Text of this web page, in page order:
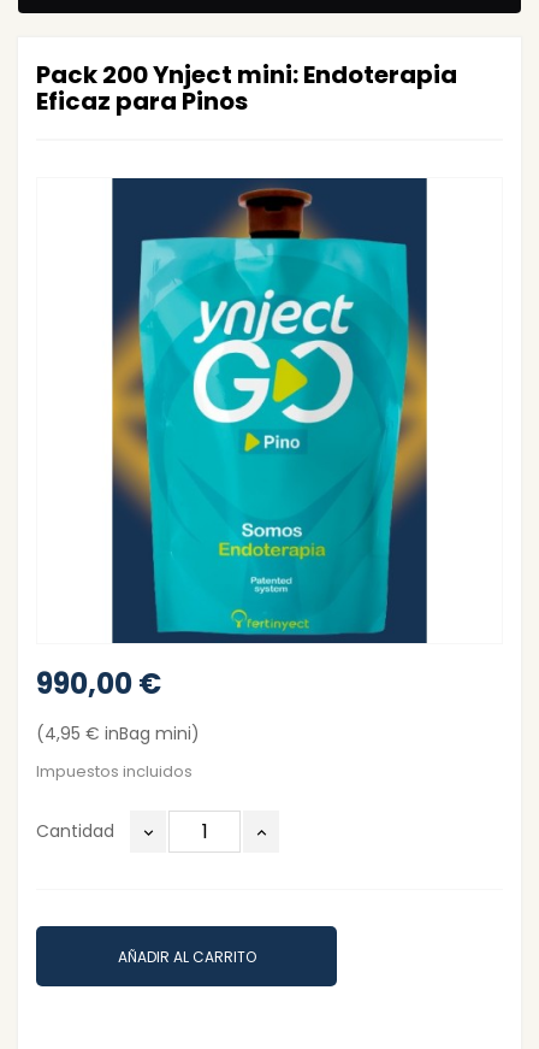
Pack 200 Ynject mini: Endoterapia
Eficaz para Pinos
990,00 €
(4,95 € inBag mini)
Impuestos incluidos
Cantidad
AÑADIR AL CARRITO